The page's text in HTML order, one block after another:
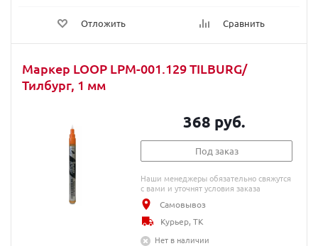
Отложить Сравнить
Маркер LOOP LPM-001.129 TILBURG/
Тилбург, 1 мм
368 руб.
Под заказ
Наши менеджеры обязательно свяжутся
с вами и уточнят условия заказа
Самовывоз
Курьер, ТК
Нет в наличии